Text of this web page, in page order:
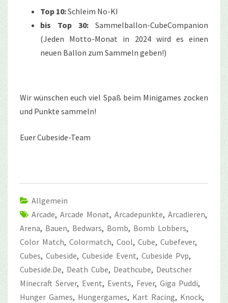
Top 10:Schleim No-KI
bis Top 30: Sammelballon-CubeCompanion
(Jeden Motto-Monat in 2024 wird es einen
neuen Ballon zum Sammeln geben!)
Wir wünschen euch viel Spaß beim Minigames zocken
und Punkte sammeln!
Euer Cubeside-Team
Allgemein
Arcade, Arcade Monat, Arcadepunkte, Arcadieren,
Arena, Bauen, Bedwars, Bomb, Bomb Lobbers,
Color Match, Colormatch, Cool, Cube, Cubefever,
Cubes, Cubeside, Cubeside Event, Cubeside Pvp,
Cubeside.de, Death Cube, Deathcube, Deutscher
Minecraft Server, Event, Events, Fever, Giga Puddi,
Hunger Games, Hungergames, Kart Racing, Knock,